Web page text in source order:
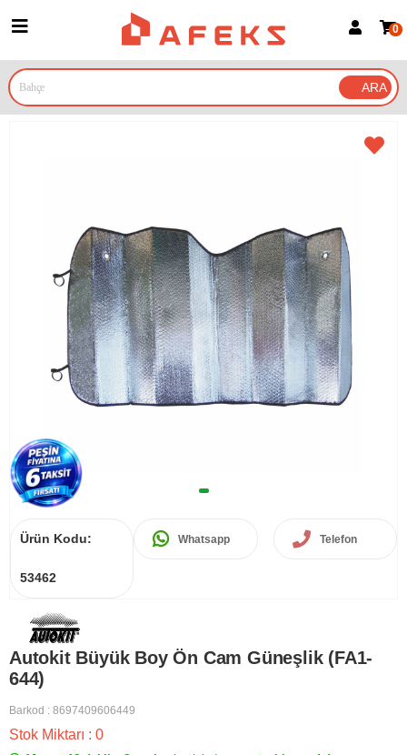
Google İle Bağlan
0
Ürün Kodu:
53462
Whatsapp Telefon
Autokit Büyük Boy Ön Cam Güneşlik (FA1-
644)
Barkod : 8697409606449
Stok Miktarı : 0